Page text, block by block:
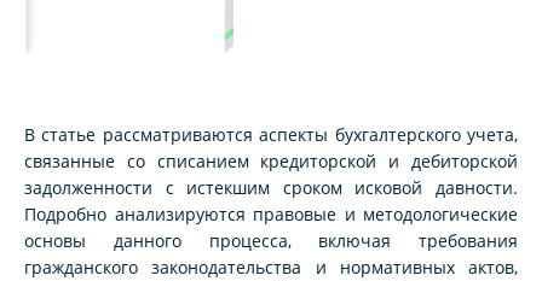
В статье рассматриваются аспекты бухгалтерского учета,
связанные со списанием кредиторской и дебиторской
задолженности с истекшим сроком исковой давности.
Подробно анализируются правовые и методологические
основы данного процесса, включая требования
гражданского законодательства и нормативных актов,